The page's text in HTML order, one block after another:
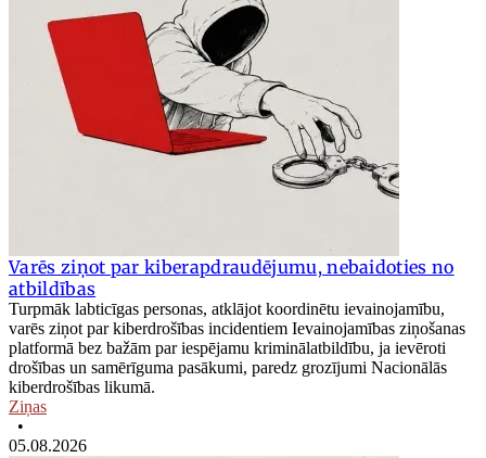
Varēs ziņot par kiberapdraudējumu, nebaidoties no
atbildības
Turpmāk labticīgas personas, atklājot koordinētu ievainojamību,
varēs ziņot par kiberdrošības incidentiem Ievainojamības ziņošanas
platformā bez bažām par iespējamu kriminālatbildību, ja ievēroti
drošības un samērīguma pasākumi, paredz grozījumi Nacionālās
kiberdrošības likumā.
Ziņas
•
05.08.2026